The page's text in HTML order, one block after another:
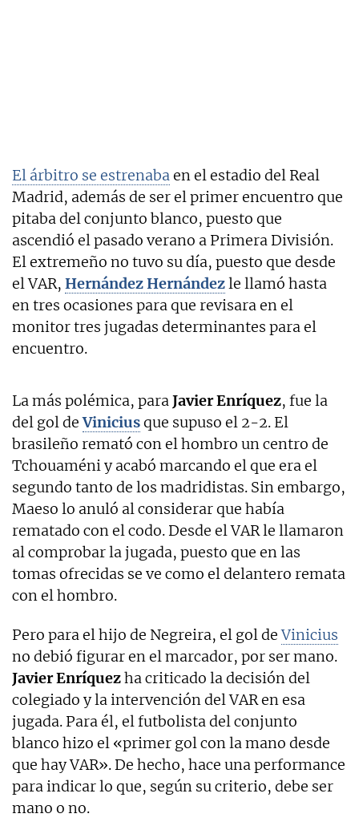
El árbitro se estrenabaen el estadio del Real
Madrid, además de ser el primer encuentro que
pitaba del conjunto blanco, puesto que
ascendió el pasado verano a Primera División.
El extremeño no tuvo su día, puesto que desde
el VAR, Hernández Hernándezle llamó hasta
en tres ocasiones para que revisara en el
monitor tres jugadas determinantes para el
encuentro.
La más polémica, paraJavier Enríquez, fue la
del gol deViniciusque supuso el 2-2. El
brasileño remató con el hombro un centro de
Tchouaméni y acabó marcando el que era el
segundo tanto de los madridistas. Sin embargo,
Maeso lo anuló al considerar que había
rematado con el codo. Desde el VAR le llamaron
al comprobar la jugada, puesto que en las
tomas ofrecidas se ve como el delantero remata
con el hombro.
Pero para el hijo de Negreira, el gol deVinicius
no debió figurar en el marcador, por ser mano.
Javier Enríquezha criticado la decisión del
colegiado y la intervención del VAR en esa
jugada. Para él, el futbolista del conjunto
blanco hizo el «primer gol con la mano desde
que hay VAR». De hecho, hace una performance
para indicar lo que, según su criterio, debe ser
mano o no.